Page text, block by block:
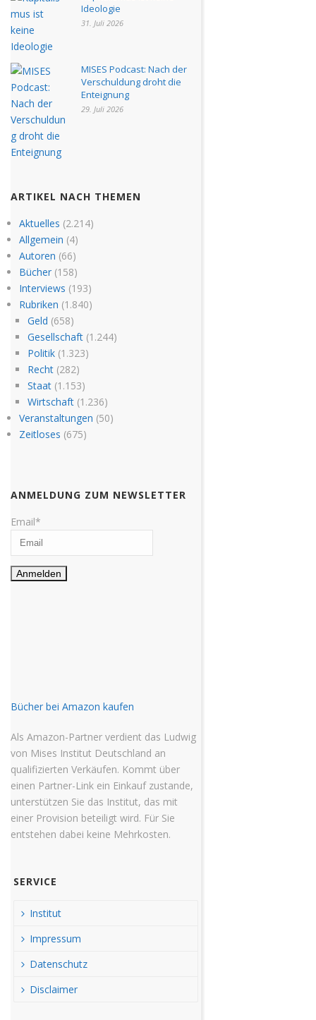
Ideologie
31. Juli 2026
MISES Podcast: Nach der
Verschuldung droht die
Enteignung
29. Juli 2026
ARTIKEL NACH THEMEN
Aktuelles (2.214)
Allgemein (4)
Autoren (66)
Bücher(158)
Interviews (193)
Rubriken (1.840)
Geld (658)
Gesellschaft(1.244)
Politik(1.323)
Recht(282)
Staat(1.153)
Wirtschaft(1.236)
Veranstaltungen (50)
Zeitloses (675)
ANMELDUNG ZUM NEWSLETTER
Email*
Bücher bei Amazon kaufen
Als Amazon-Partner verdient das Ludwig
von Mises Institut Deutschland an
qualifizierten Verkäufen. Kommt über
einen Partner-Link ein Einkauf zustande,
unterstützen Sie das Institut, das mit
einer Provision beteiligt wird. Für Sie
entstehen dabei keine Mehrkosten.
SERVICE
Institut
Impressum
Datenschutz
Disclaimer